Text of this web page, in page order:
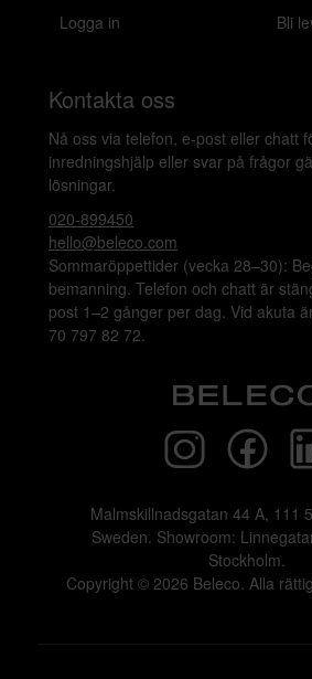
Logga in
Bli
Kontakta oss
Nå oss via telefon, e-post eller chatt
inredningshjälp eller svar på frågor
lösningar.
020-899450
hello@beleco.com
Sommaröppettider (vecka 28–30):
bemanning. Telefon och chatt är
post 1–2 gånger per dag. Vid akuta
70 797 82 72.
Malmskillnadsgatan 44 A, 111
Sweden. Showroom:
Stockholm.
Copyright © 2026 Beleco. Alla